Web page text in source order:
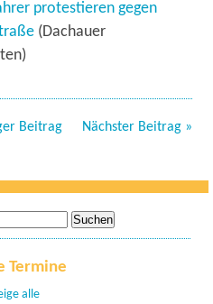
protestieren gegen
(Dachauer
Beitrag Nächster Beitrag »
Termine
alle